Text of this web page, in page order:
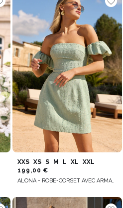
XXS XS S M L XL
XXL
199,00 €
ALONA - ROBE-CORSET AVEC ARMATURES ET BAS REMBOURRÉ